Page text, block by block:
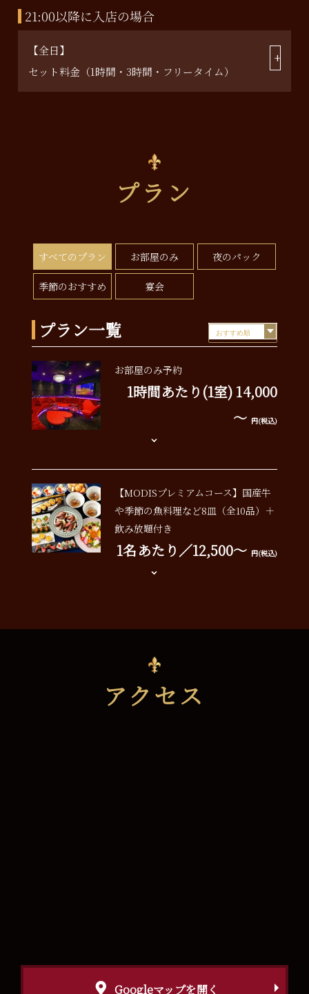
21:00以降に入店の場合
【全日】
セット料金（1時間・3時間・フリータイム）
プラン
プラン一覧
お部屋のみ予約
1時間あたり(1室) 14,000
～ 円(税込)
【MODISプレミアムコース】国産牛
や季節の魚料理など8皿（全10品）＋
飲み放題付き
1名あたり／12,500～ 円(税込)
すべてのプラン お部屋のみ 夜のパック
季節のおすすめ 宴会
アクセス
Googleマップを開く